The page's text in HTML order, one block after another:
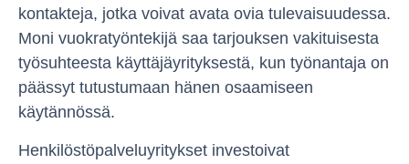
kontakteja, jotka voivat avata ovia tulevaisuudessa.
Moni vuokratyöntekijä saa tarjouksen vakituisesta
työsuhteesta käyttäjäyrityksestä, kun työnantaja on
päässyt tutustumaan hänen osaamiseen
käytännössä.
Henkilöstöpalveluyritykset investoivat